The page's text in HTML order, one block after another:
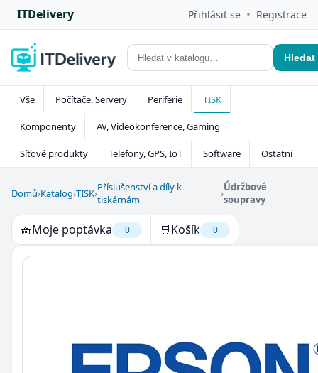
ITDelivery Přihlásit se • Registrace
Hledat
Vše Počítače, Servery Periferie TISK
Komponenty AV, Videokonference, Gaming
Síťové produkty Telefony, GPS, IoT Software Ostatní
Domů›Katalog›TISK›Příslušenství a díly k
tiskárnám
›Údržbové
soupravy
🧺Moje poptávka 0 🛒Košík 0